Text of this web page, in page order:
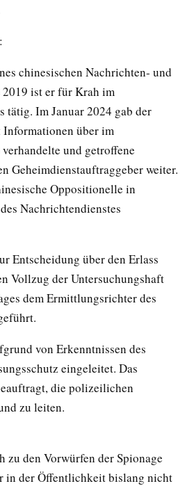
chinesischen Nachrichten- und
ist er für Krah im
tätig. Im Januar 2024 gab der
über im
und getroffene
Geheimdienstauftraggeber weiter.
Oppositionelle in
Nachrichtendienstes
Entscheidung über den Erlass
Vollzug der Untersuchungshaft
dem Ermittlungsrichter des
von Erkenntnissen des
eingeleitet. Das
die polizeilichen
zu leiten.
den Vorwürfen der Spionage
in der Öffentlichkeit bislang nicht